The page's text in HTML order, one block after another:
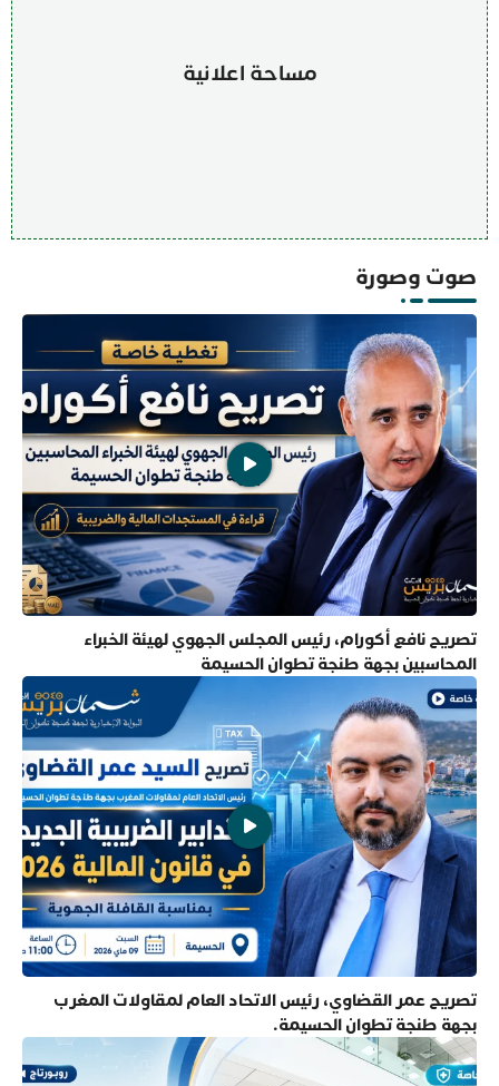
مساحة اعلانية
صوت وصورة
تصريح نافع أكورام، رئيس المجلس الجهوي لهيئة الخبراء
المحاسبين بجهة طنجة تطوان الحسيمة
تصريح عمر القضاوي، رئيس الاتحاد العام لمقاولات المغرب
بجهة طنجة تطوان الحسيمة.